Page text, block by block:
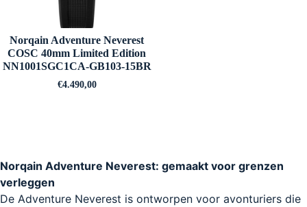
Norqain Adventure Neverest
COSC 40mm Limited Edition
NN1001SGC1CA-GB103-15BR
€4.490,00
Norqain Adventure Neverest: gemaakt voor grenzen
verleggen
De Adventure Neverest is ontworpen voor avonturiers die